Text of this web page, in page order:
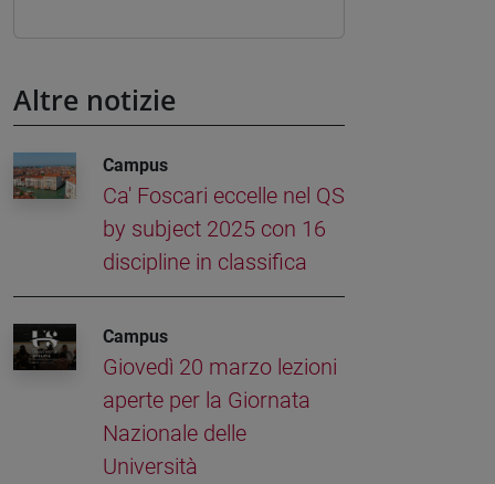
Altre notizie
Campus
Ca' Foscari eccelle nel QS
by subject 2025 con 16
discipline in classifica
Campus
Giovedì 20 marzo lezioni
aperte per la Giornata
Nazionale delle
Università